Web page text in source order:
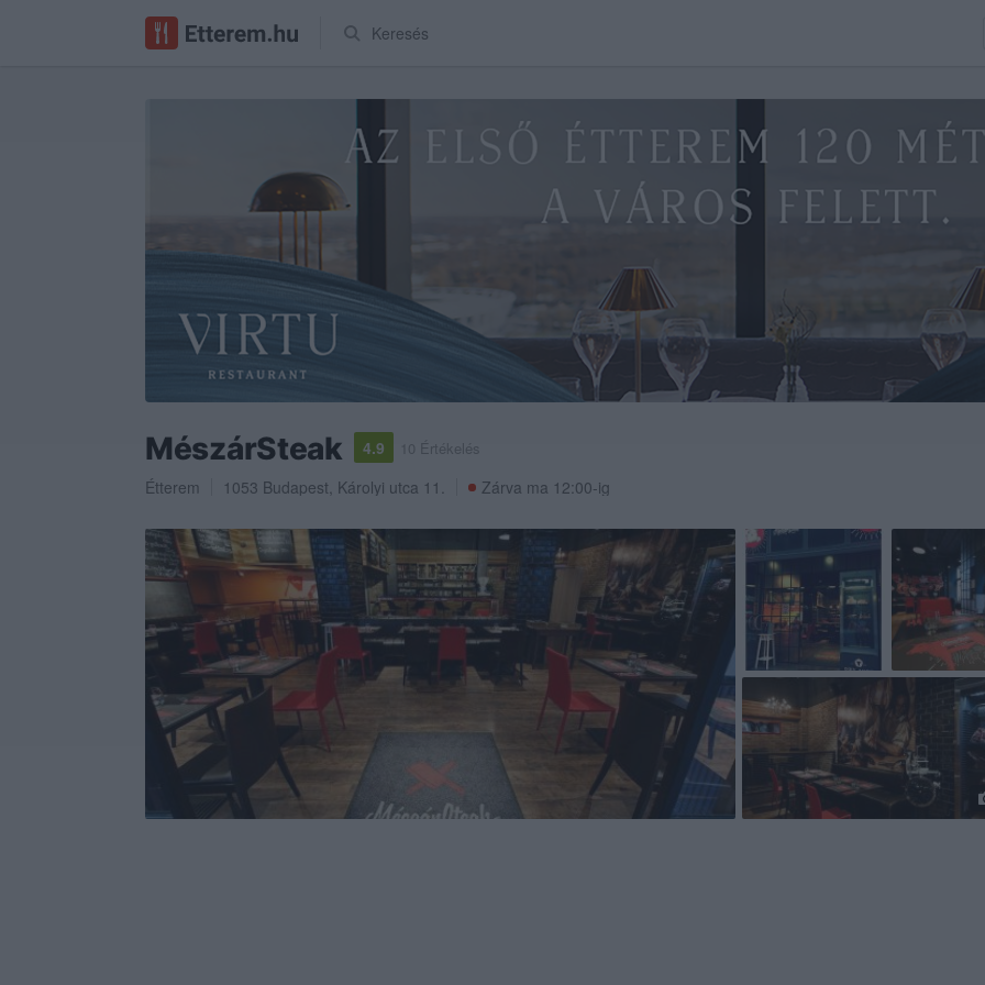
Keresés
MészárSteak 4.9 10 Értékelés
Étterem 1053 Budapest, Károlyi utca 11. Zárva ma 12:00-ig